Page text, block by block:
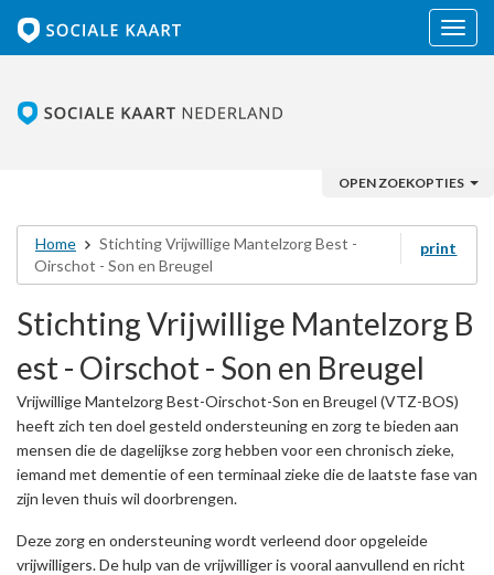
OPEN ZOEKOPTIES
Home
Stichting Vrijwillige Mantelzorg Best -
Oirschot - Son en Breugel
print
Stichting Vrijwillige Mantelzorg B
est - Oirschot - Son en Breugel
Vrijwillige Mantelzorg Best-Oirschot-Son en Breugel (VTZ-BOS)
heeft zich ten doel gesteld ondersteuning en zorg te bieden aan
mensen die de dagelijkse zorg hebben voor een chronisch zieke,
iemand met dementie of een terminaal zieke die de laatste fase van
zijn leven thuis wil doorbrengen.
Deze zorg en ondersteuning wordt verleend door opgeleide
vrijwilligers. De hulp van de vrijwilliger is vooral aanvullend en richt